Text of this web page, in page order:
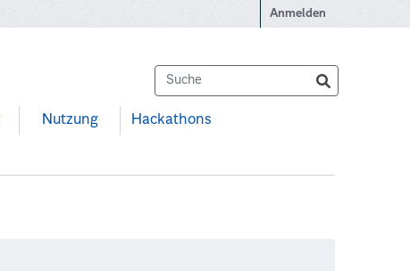
Anmelden
Nutzung Hackathons